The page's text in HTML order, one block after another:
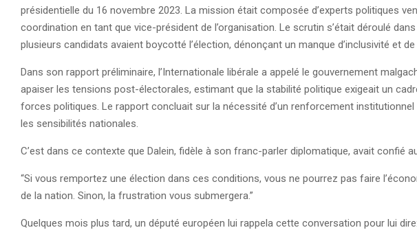
présidentielle du 16 novembre 2023. La mission était composée d’experts politiques
coordination en tant que vice-président de l’organisation. Le scrutin s’était déroulé
plusieurs candidats avaient boycotté l’élection, dénonçant un manque d’inclusivité et
Dans son rapport préliminaire, l’Internationale libérale a appelé le gouvernement
apaiser les tensions post-électorales, estimant que la stabilité politique exigeait un
forces politiques. Le rapport concluait sur la nécessité d’un renforcement
les sensibilités nationales.
C’est dans ce contexte que Dalein, fidèle à son franc-parler diplomatique, avait confié
“Si vous remportez une élection dans ces conditions, vous ne pourrez pas faire
de la nation. Sinon, la frustration vous submergera.”
Quelques mois plus tard, un député européen lui rappela cette conversation pour lui